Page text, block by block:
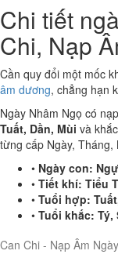
Chi tiết
Chi, Nạp
Cần quy đổi một mốc
âm dương, chẳng hạn
Ngày Nhâm Ngọ có
Tuất, Dần, Mùi và
từng cấp Ngày, Tháng,
• Ngày con:
• Tiết khí: Tiểu
• Tuổi hợp:
• Tuổi khắc: Tý,
Can Chi - Nạp Âm